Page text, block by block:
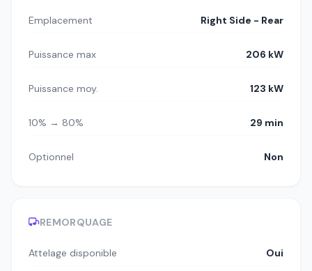
Emplacement Right Side - Rear
Puissance max 206 kW
Puissance moy. 123 kW
10% → 80% 29 min
Optionnel Non
REMORQUAGE
Attelage disponible Oui